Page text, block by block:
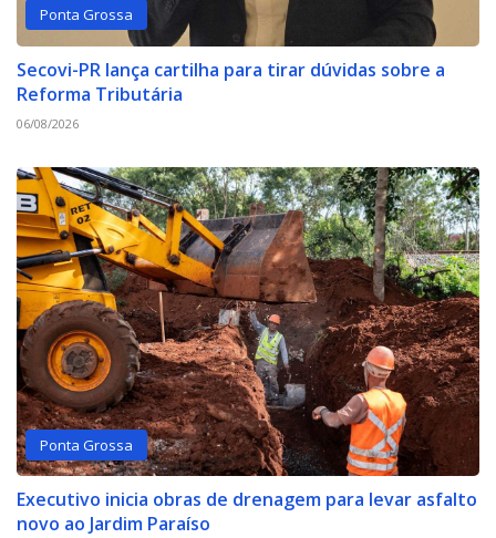
Ponta Grossa
Secovi-PR lança cartilha para tirar dúvidas sobre a
Reforma Tributária
06/08/2026
Ponta Grossa
Executivo inicia obras de drenagem para levar asfalto
novo ao Jardim Paraíso